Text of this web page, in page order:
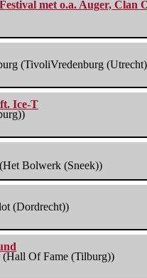
met o.a. Auger, Clan
(TivoliVredenburg
Ice-T
Bolwerk (Sneek))
(Dordrecht))
Of Fame (Tilburg))